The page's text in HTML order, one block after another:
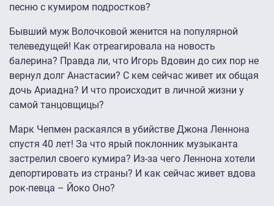
песню с кумиром подростков?
Бывший муж Волочковой женится на популярной
телеведущей! Как отреагировала на новость
балерина? Правда ли, что Игорь Вдовин до сих пор не
вернул долг Анастасии? С кем сейчас живет их общая
дочь Ариадна? И что происходит в личной жизни у
самой танцовщицы?
Марк Чепмен раскаялся в убийстве Джона Леннона
спустя 40 лет! За что ярый поклонник музыканта
застрелил своего кумира? Из-за чего Леннона хотели
депортировать из страны? И как сейчас живет вдова
рок-певца – Йоко Оно?